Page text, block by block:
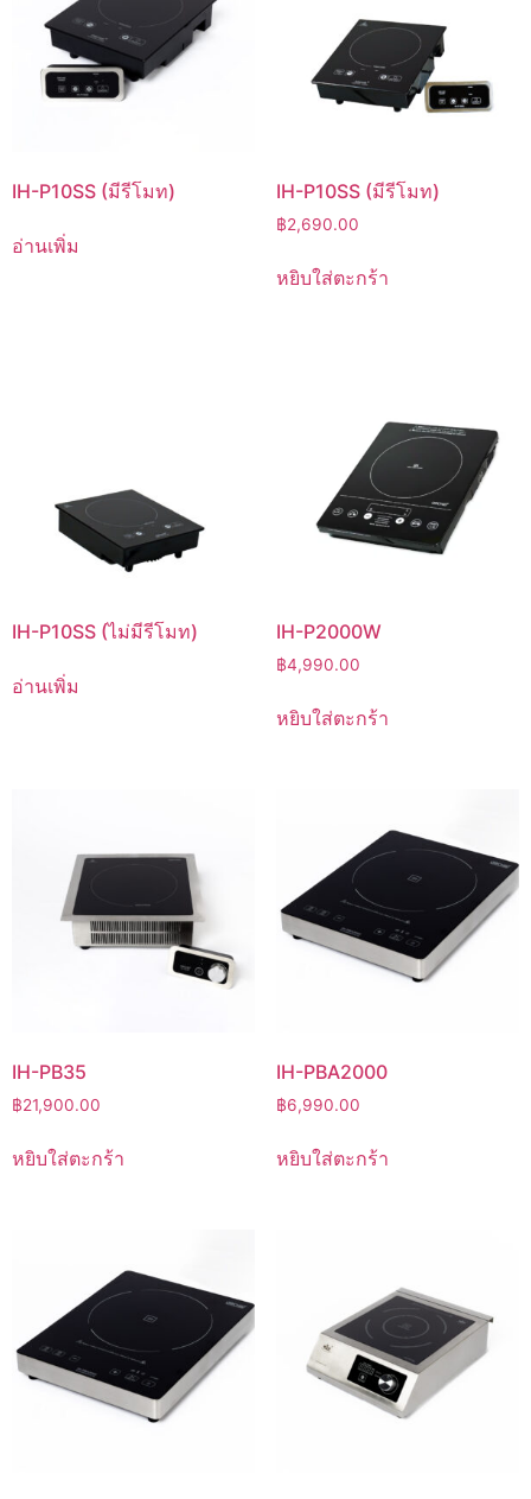
IH-P10SS (มีรีโมท)
อ่านเพิ่ม
IH-P10SS (มีรีโมท)
฿2,690.00
หยิบใส่ตะกร้า
IH-P10SS (ไม่มีรีโมท)
อ่านเพิ่ม
IH-P2000W
฿4,990.00
หยิบใส่ตะกร้า
IH-PB35
฿21,900.00
หยิบใส่ตะกร้า
IH-PBA2000
฿6,990.00
หยิบใส่ตะกร้า